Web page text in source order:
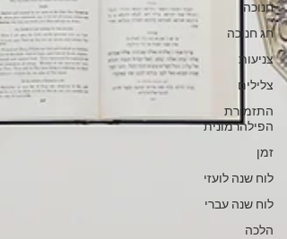
חנוכה
חג חנוכה
צניעות
צלילים
התזמורת
הפילהרמונית
זמן
לוח שנה לועזי
לוח שנה עברי
הלכה